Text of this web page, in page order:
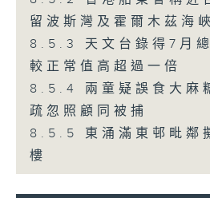
留波斯灣及霍爾木茲海峽
8.5.3 天文台錄得7月
較正常值高超過一倍
8.5.4 兩童疑誤食大麻
疏忽照顧同被捕
8.5.5 東涌滿東邨毗鄰
樓